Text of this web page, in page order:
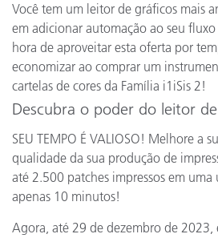
Você tem um leitor de gráficos mais
em adicionar automação ao seu
hora de aproveitar esta oferta por
economizar ao comprar um
cartelas de cores da Família i1iSis 2!
Descubra o poder do leitor
SEU TEMPO É VALIOSO! Melhore a
qualidade da sua produção de
até 2.500 patches impressos em
apenas 10 minutos!
Agora, até 29 de dezembro de 2023,